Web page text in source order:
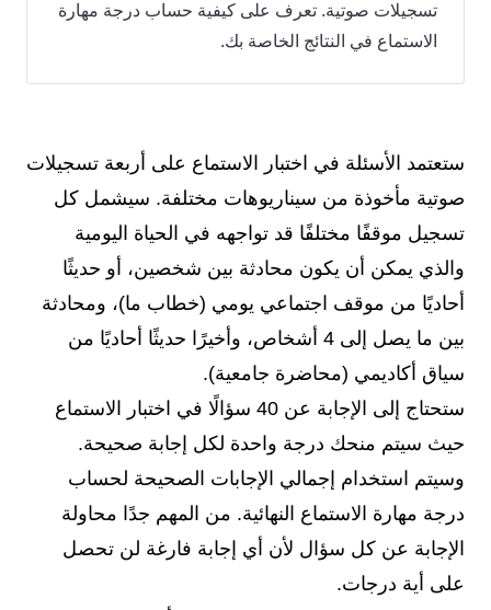
تسجيلات صوتية. تعرف على كيفية حساب درجة مهارة
الاستماع في النتائج الخاصة بك.
ستعتمد الأسئلة في اختبار الاستماع على أربعة تسجيلات
صوتية مأخوذة من سيناريوهات مختلفة. سيشمل كل
تسجيل موقفًا مختلفًا قد تواجهه في الحياة اليومية
والذي يمكن أن يكون محادثة بين شخصين، أو حديثًا
أحاديًا من موقف اجتماعي يومي (خطاب ما)، ومحادثة
بين ما يصل إلى 4 أشخاص، وأخيرًا حديثًا أحاديًا من
سياق أكاديمي (محاضرة جامعية).
ستحتاج إلى الإجابة عن 40 سؤالًا في اختبار الاستماع
حيث سيتم منحك درجة واحدة لكل إجابة صحيحة.
وسيتم استخدام إجمالي الإجابات الصحيحة لحساب
درجة مهارة الاستماع النهائية. من المهم جدًا محاولة
الإجابة عن كل سؤال لأن أي إجابة فارغة لن تحصل
على أية درجات.